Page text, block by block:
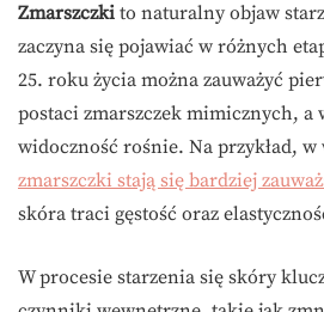
Zmarszczki to naturalny objaw
zaczyna się pojawiać w różnych
25. roku życia można zauważyć
postaci zmarszczek mimicznych, a
widoczność rośnie. Na przykład, w
zmarszczki stają się bardziej
skóra traci gęstość oraz
W procesie starzenia się skóry